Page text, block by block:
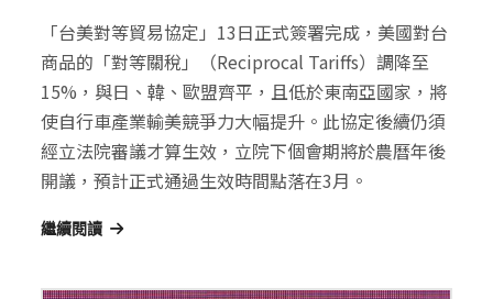
「台美對等貿易協定」13日正式簽署完成，美國對台
商品的「對等關稅」（Reciprocal Tariffs）調降至
15%，與日、韓、歐盟齊平，且低於東南亞國家，將
使自行車產業輸美競爭力大幅提升。此協定後續仍須
經立法院審議才算生效，立院下個會期將於農曆年後
開議，預計正式通過生效時間點落在3月。
繼續閱讀